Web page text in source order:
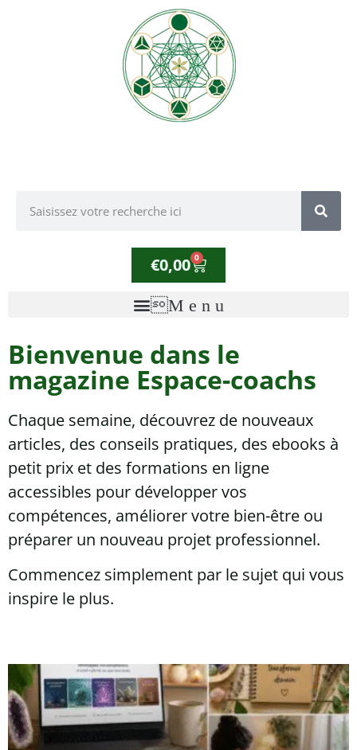
€0,00 0
Bienvenue dans le
magazine Espace-coachs
Chaque semaine, découvrez de nouveaux
articles, des conseils pratiques, des ebooks à
petit prix et des formations en ligne
accessibles pour développer vos
compétences, améliorer votre bien-être ou
préparer un nouveau projet professionnel.
Commencez simplement par le sujet qui vous
inspire le plus.